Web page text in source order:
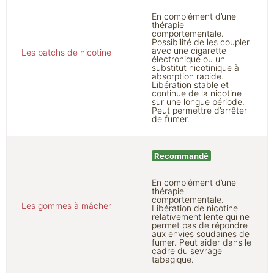
Les patchs de nicotine
En complément d’une
thérapie
comportementale.
Possibilité de les coupler
avec une cigarette
électronique ou un
substitut nicotinique à
absorption rapide.
Libération stable et
continue de la nicotine
sur une longue période.
Peut permettre d’arrêter
de fumer.
Les gommes à mâcher
Recommandé
En complément d’une
thérapie
comportementale.
Libération de nicotine
relativement lente qui ne
permet pas de répondre
aux envies soudaines de
fumer. Peut aider dans le
cadre du sevrage
tabagique.